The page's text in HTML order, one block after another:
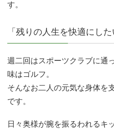
す。
「残りの人生を快適にし
週二回はスポーツクラブに通
味はゴルフ。
そんなお二人の元気な身体を
です。
日々奥様が腕を振るわれるキ